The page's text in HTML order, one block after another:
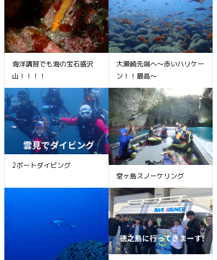
海洋講習でも海の宝石盛沢
山！！！！
大瀬崎先端へ～赤いハリケー
ン！！最高～
2ボートダイビング
堂ヶ島スノーケリング